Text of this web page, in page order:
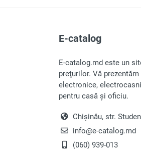
E-catalog
E-catalog.md este un
preţurilor. Vă
electronice,
pentru casă și oficiu.
Chișinău, str.
info@e-catalog.md
(060) 939-013